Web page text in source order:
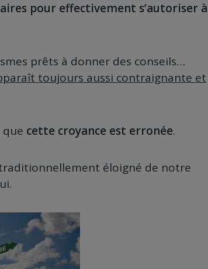
pour effectivement s’autoriser à
prêts à donner des conseils…
toujours aussi contraignante et
que cette croyance est erronée.
éloigné de notre